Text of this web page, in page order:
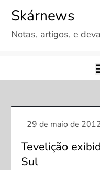
content
Skárnews
Notas, artigos, e
Tevelição
Sul